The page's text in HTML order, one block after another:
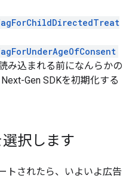
み込まれる前になんらかの
Gen SDKを初期化する
択します
トされたら、いよいよ広告